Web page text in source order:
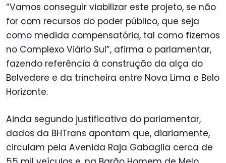
“Vamos conseguir viabilizar este projeto, se não
for com recursos do poder público, que seja
como medida compensatória, tal como fizemos
no Complexo Viário Sul”, afirma o parlamentar,
fazendo referência à construção da alça do
Belvedere e da trincheira entre Nova Lima e Belo
Horizonte.
Ainda segundo justificativa do parlamentar,
dados da BHTrans apontam que, diariamente,
circulam pela Avenida Raja Gabaglia cerca de